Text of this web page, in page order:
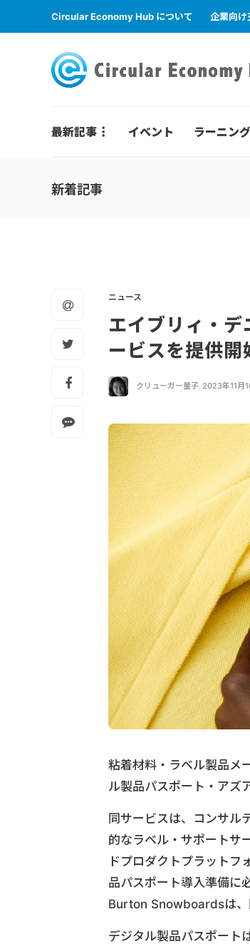
Circular Economy Hub について 企業向け
最新記事 イベント ラーニン
新着記事
ニュース
エイブリィ・
ービスを提供開
クリューガー量子, 2023年11月
粘着材料・ラベル製品メ
ル製品パスポート・アズ
同サービスは、コンサル
的なラベル・サポートサ
ドプロダクトプラットフ
品パスポート導入準備に
Burton Snowboardsは、
デジタル製品パスポートは